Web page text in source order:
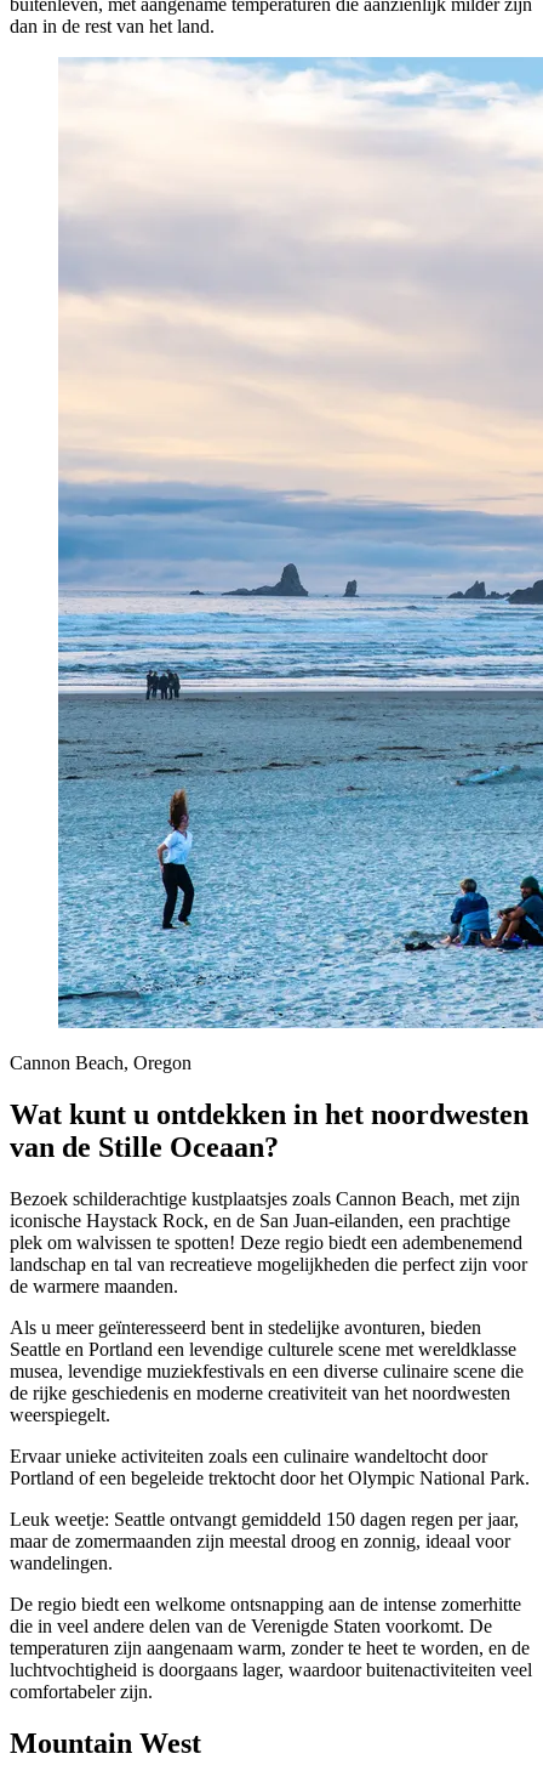
buitenleven, met aangename temperaturen die aanzienlijk milder zijn
dan in de rest van het land.
Cannon Beach, Oregon
Wat kunt u ontdekken in het noordwesten
van de Stille Oceaan?
Bezoek schilderachtige kustplaatsjes zoals Cannon Beach, met zijn
iconische Haystack Rock, en de San Juan-eilanden, een prachtige
plek om walvissen te spotten! Deze regio biedt een adembenemend
landschap en tal van recreatieve mogelijkheden die perfect zijn voor
de warmere maanden.
Als u meer geïnteresseerd bent in stedelijke avonturen, bieden
Seattle en Portland een levendige culturele scene met wereldklasse
musea, levendige muziekfestivals en een diverse culinaire scene die
de rijke geschiedenis en moderne creativiteit van het noordwesten
weerspiegelt.
Ervaar unieke activiteiten zoals een culinaire wandeltocht door
Portland of een begeleide trektocht door het Olympic National Park.
Leuk weetje: Seattle ontvangt gemiddeld 150 dagen regen per jaar,
maar de zomermaanden zijn meestal droog en zonnig, ideaal voor
wandelingen.
De regio biedt een welkome ontsnapping aan de intense zomerhitte
die in veel andere delen van de Verenigde Staten voorkomt. De
temperaturen zijn aangenaam warm, zonder te heet te worden, en de
luchtvochtigheid is doorgaans lager, waardoor buitenactiviteiten veel
comfortabeler zijn.
Mountain West